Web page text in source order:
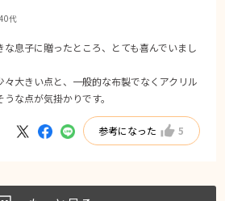
40代
な息子に贈ったところ、とても喜んでいまし
大きい点と、一般的な布製でなくアクリル
な点が気掛かりです。
参考になった 5